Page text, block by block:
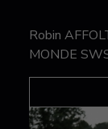
Robin
MONDE